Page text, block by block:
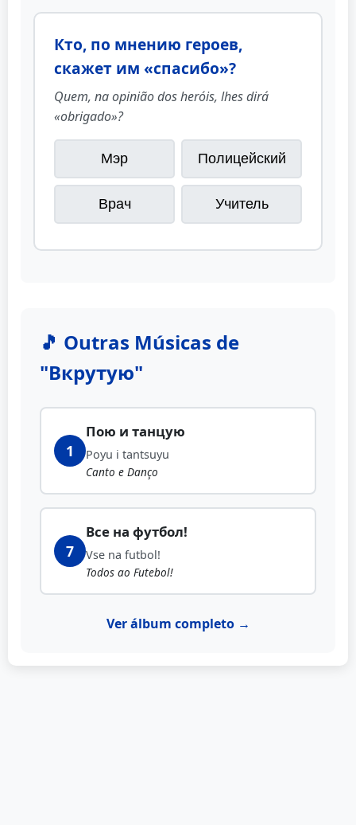
Кто, по мнению героев,
скажет им «спасибо»?
Quem, na opinião dos heróis, lhes dirá
«obrigado»?
Мэр Полицейский
Врач Учитель
🎵 Outras Músicas de
"Вкрутую"
1
Пою и танцую
Poyu i tantsuyu
Canto e Danço
7
Все на футбол!
Vse na futbol!
Todos ao Futebol!
Ver álbum completo →